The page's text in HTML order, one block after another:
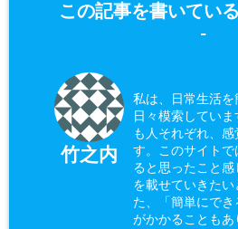
この記事を書いてい
-
竹之内
私は、日常生活を
日々模索してい
も人それぞれ、
す。このサイトで
ると思ったこと
を載せていきたい
た、「簡単にで
がかかることも